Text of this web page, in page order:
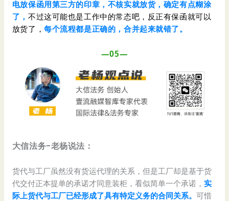
电放保函用第三方的印章，不核实就放货，确定有点糊涂
了，不过这可能也是工作中的常态吧，反正有保函就可以
放货了，每个流程都是正确的，合并起来就错了。
—05—
大信法务-老杨说法：
货代与工厂虽然没有货运代理的关系，但是工厂却是基于货
代交付正本提单的承诺才同意装柜，看似简单一个承诺， 实
际上货代与工厂已经形成了具有特定义务的合同关系。 可惜